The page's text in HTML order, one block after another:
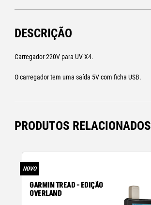
DESCRIÇÃO
Carregador 220V para UV-X4.
O carregador tem uma saída 5V com ficha USB.
PRODUTOS RELACIONADOS
NOVO
GARMIN TREAD - EDIÇÃO
OVERLAND